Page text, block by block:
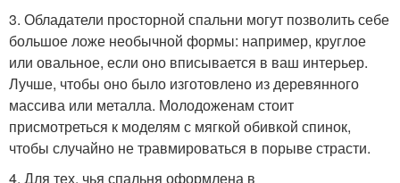
3. Обладатели просторной спальни могут позволить себе
большое ложе необычной формы: например, круглое
или овальное, если оно вписывается в ваш интерьер.
Лучше, чтобы оно было изготовлено из деревянного
массива или металла. Молодоженам стоит
присмотреться к моделям с мягкой обивкой спинок,
чтобы случайно не травмироваться в порыве страсти.
4. Для тех, чья спальня оформлена в